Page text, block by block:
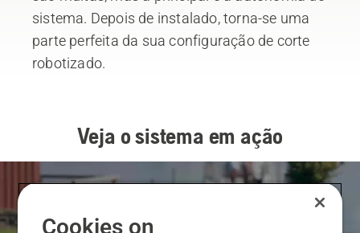
sistema. Depois de instalado, torna-se uma
parte perfeita da sua configuração de corte
robotizado.
Veja o sistema em ação
Cookies on